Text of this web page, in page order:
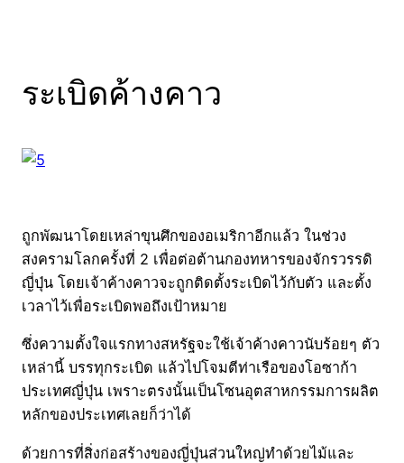
ระเบิดค้างคาว
ถูกพัฒนาโดยเหล่าขุนศึกของอเมริกาอีกแล้ว ในช่วง
สงครามโลกครั้งที่ 2 เพื่อต่อต้านกองทหารของจักรวรรดิ
ญี่ปุ่น โดยเจ้าค้างคาวจะถูกติดตั้งระเบิดไว้กับตัว และตั้ง
เวลาไว้เพื่อระเบิดพอถึงเป้าหมาย
ซึ่งความตั้งใจแรกทางสหรัฐจะใช้เจ้าค้างคาวนับร้อยๆ ตัว
เหล่านี้ บรรทุกระเบิด แล้วไปโจมตีท่าเรือของโอซาก้า
ประเทศญี่ปุ่น เพราะตรงนั้นเป็นโซนอุตสาหกรรมการผลิต
หลักของประเทศเลยก็ว่าได้
ด้วยการที่สิ่งก่อสร้างของญี่ปุ่นส่วนใหญ่ทำด้วยไม้และ